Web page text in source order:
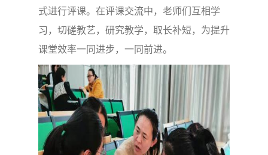
式进行评课。在评课交流中，老师们互相学
习，切磋教艺，研究教学，取长补短，为提升
课堂效率一同进步，一同前进。